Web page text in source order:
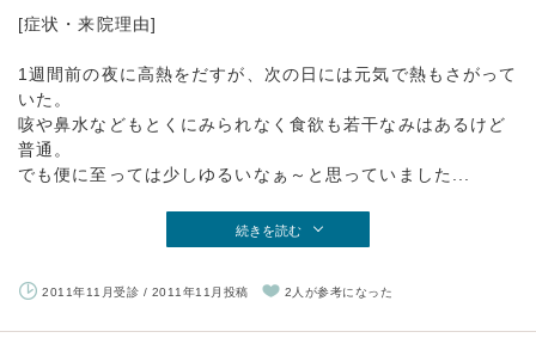
[症状・来院理由]
1週間前の夜に高熱をだすが、次の日には元気で熱もさがって
いた。
咳や鼻水などもとくにみられなく食欲も若干なみはあるけど
普通。
でも便に至っては少しゆるいなぁ～と思っていました...
続きを読む
2011年11月受診 / 2011年11月投稿 2人が参考になった